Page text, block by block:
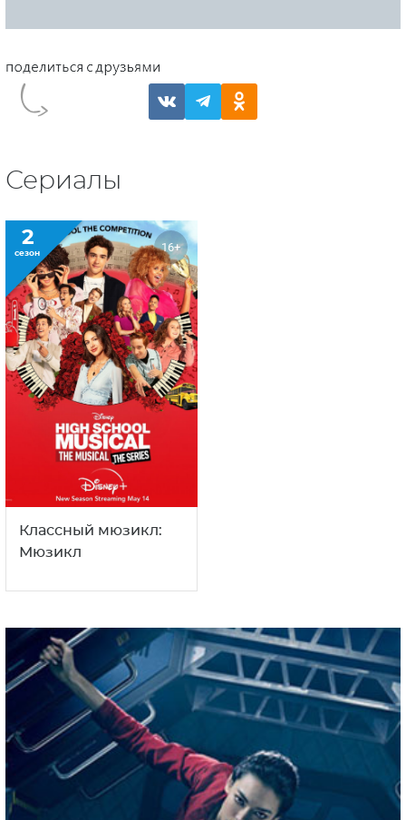
Сериалы
2
сезон 16+
Классный мюзикл:
Мюзикл